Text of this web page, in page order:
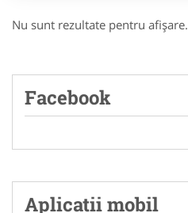
Nu sunt rezultate pentru afişare.
Facebook
Aplicatii mobil